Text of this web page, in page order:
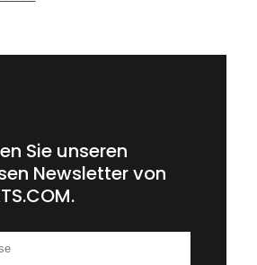
Sie unseren
Newsletter von